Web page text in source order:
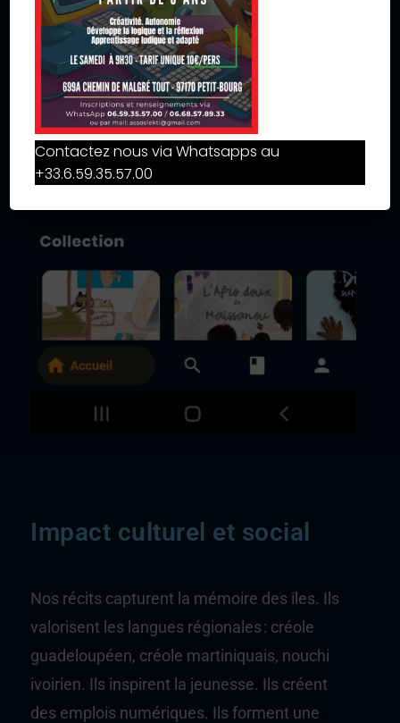
Impact culturel et social
Nos récits capturent la mémoire des îles. Ils
valorisent les langues régionales : créole
guadeloupéen, créole martiniquais, nouchi
ivoirien. Ils inspirent la jeunesse. Ils créent
des emplois numériques. Ils forment une
Contactez nous via Whatsapps au
+33.6.59.35.57.00